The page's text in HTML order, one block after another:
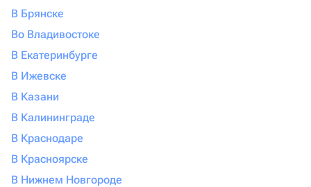
В Брянске
Во Владивостоке
В Екатеринбурге
В Ижевске
В Казани
В Калининграде
В Краснодаре
В Красноярске
В Нижнем Новгороде